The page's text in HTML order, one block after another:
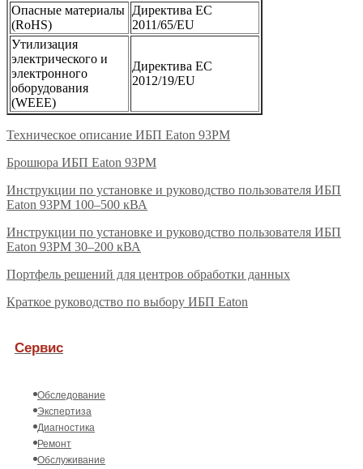
Опасные материалы
(RоHS)
Директива ЕС
2011/65/EU
Утилизация
электрического и
электронного
оборудования
(WEEE)
Директива ЕС
2012/19/EU
Техническое описание ИБП Eaton 93PM
Брошюра ИБП Eaton 93PM
Инструкции по установке и руководство пользователя ИБП
Eaton 93PM 100–500 кВА
Инструкции по установке и руководство пользователя ИБП
Eaton 93PM 30–200 кВА
Портфель решений для центров обработки данных
Краткое руководство по выбору ИБП Eaton
Сервис
Обследование
Экспертиза
Диагностика
Ремонт
Обслуживание